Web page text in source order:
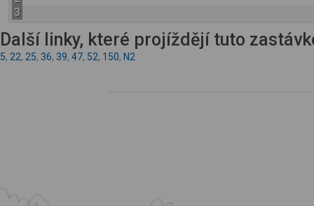
3
Další linky, které projíždějí tuto
5, 22, 25, 36, 39, 47, 52, 150, N2